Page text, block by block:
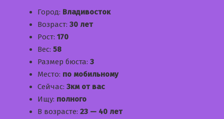
Город: Владивосток
Возраст: 30 лет
Рост: 170
Вес: 58
Размер бюста: 3
Место: по мобильному
Сейчас: 3км от вас
Ищу: полного
В возрасте: 23 — 40 лет